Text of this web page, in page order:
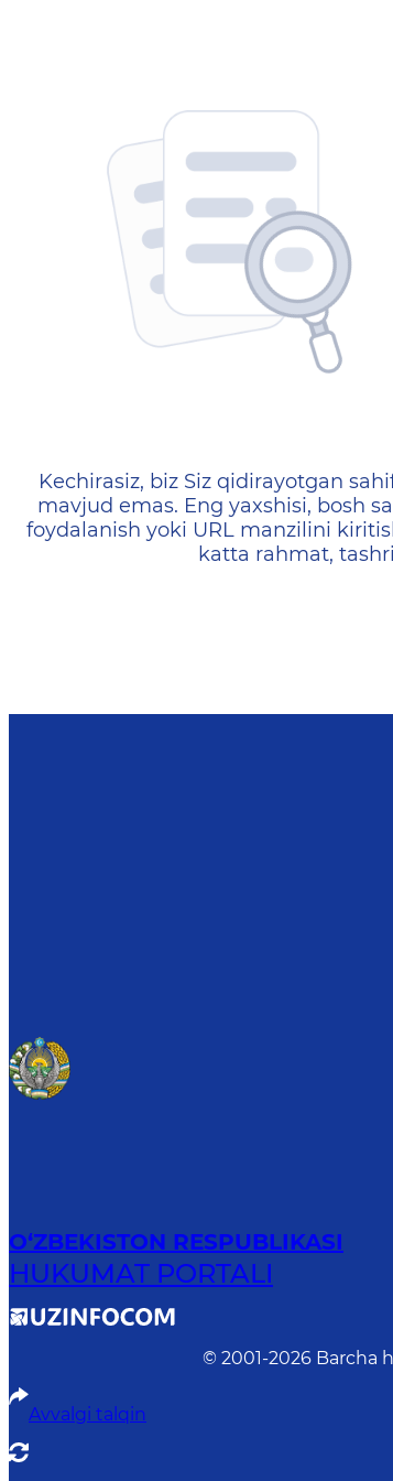
404 — Страница не
Kechirasiz, biz Siz qidirayotgan
mavjud emas. Eng yaxshisi, bosh
foydalanish yoki URL manzilini
katta rahmat,
O‘ZBEKISTON RESPUBLIKASI
HUKUMAT PORTALI
© 2001-2026 Barcha
Avvalgi talqin